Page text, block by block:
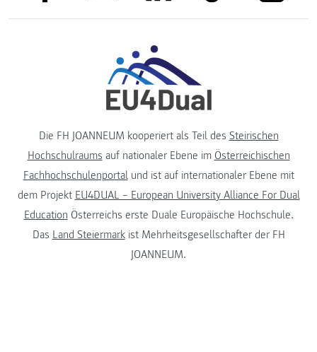
Die FH JOANNEUM kooperiert als Teil des Steirischen
Hochschulraums auf nationaler Ebene im Österreichischen
Fachhochschulenportalund ist auf internationaler Ebene mit
dem Projekt EU4DUAL – European University Alliance For Dual
Education Österreichs erste Duale Europäische Hochschule.
Das Land Steiermarkist Mehrheitsgesellschafter der FH
JOANNEUM.